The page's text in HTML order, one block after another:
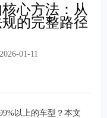
心方法：从
的完整路径
2026-01-11
以上的车型？本文